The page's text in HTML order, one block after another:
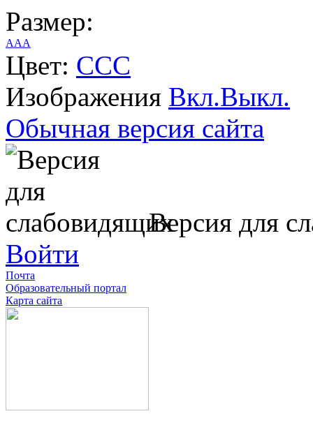
Размер:
AAA
Цвет: CCC
Изображения Вкл.Выкл.
Обычная версия сайта
Версия для
Войти
Почта
Образовательный портал
Карта сайта